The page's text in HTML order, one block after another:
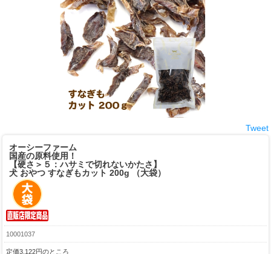
Tweet
オーシーファーム
国産の原料使用！
【硬さ＞５：ハサミで切れないかたさ】
犬 おやつ すなぎもカット 200g （大袋）
10001037
定価3,122円のところ